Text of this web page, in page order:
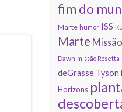
fim do
Marte humor ISS
Marte
Dawn missão Rosetta
deGrasse Tyson
Horizons